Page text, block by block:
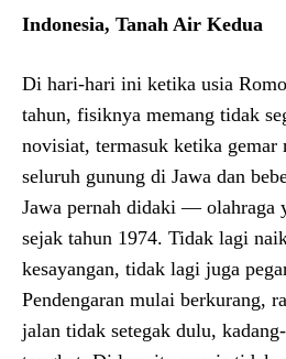
Indonesia, Tanah Air Kedua
Di hari-hari ini ketika usia
tahun, fisiknya memang tidak
novisiat, termasuk ketika
seluruh gunung di Jawa dan
Jawa pernah didaki — olahraga
sejak tahun 1974. Tidak lagi
kesayangan, tidak lagi juga
Pendengaran mulai berkurang,
jalan tidak setegak dulu,